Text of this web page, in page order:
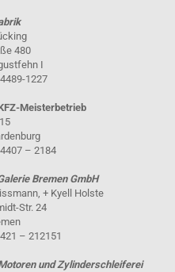
480
I
1227
Meisterbetrieb
– 2184
Bremen GmbH
+ Kyell Holste
Str. 24
– 212151
und Zylinderschleiferei